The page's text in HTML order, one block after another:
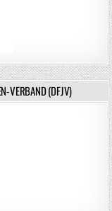
VERBAND (DFJV)